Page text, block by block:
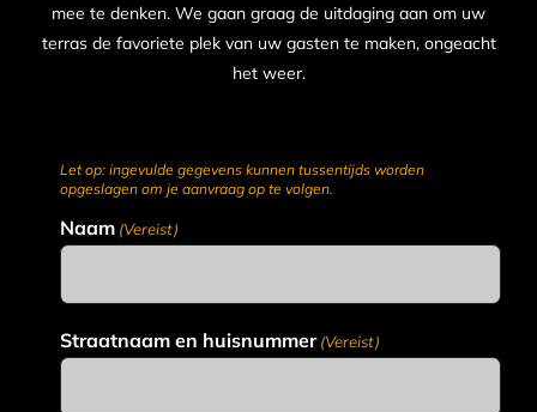
mee te denken. We gaan graag de uitdaging aan om uw
terras de favoriete plek van uw gasten te maken, ongeacht
het weer.
Let op: ingevulde gegevens kunnen tussentijds worden
opgeslagen om je aanvraag op te volgen.
Naam (Vereist)
Straatnaam en huisnummer (Vereist)